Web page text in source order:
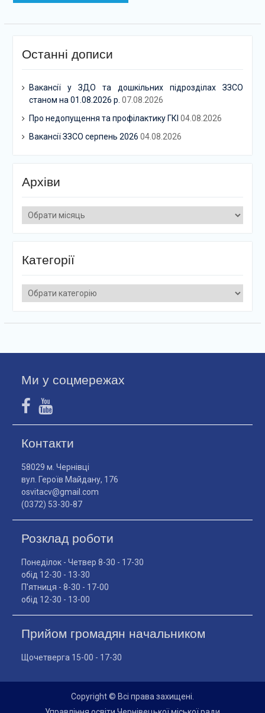
Останні дописи
Вакансії у ЗДО та дошкільних підрозділах ЗЗСО
станом на 01.08.2026 р. 07.08.2026
Про недопущення та профілактику ГКІ 04.08.2026
Вакансії ЗЗСО серпень 2026 04.08.2026
Архіви
Архіви
Категорії
Категорії
Ми у соцмережах
Контакти
58029 м. Чернівці
вул. Героїв Майдану, 176
osvitacv@gmail.com
(0372) 53-30-87
Розклад роботи
Понеділок - Четвер 8-30 - 17-30
обід 12-30 - 13-30
П'ятниця - 8-30 - 17-00
обід 12-30 - 13-00
Прийом громадян начальником
Щочетверга 15-00 - 17-30
Copyright © Всі права захищені.